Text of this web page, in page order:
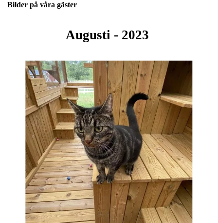
Bilder på våra gäster
Augusti - 2023